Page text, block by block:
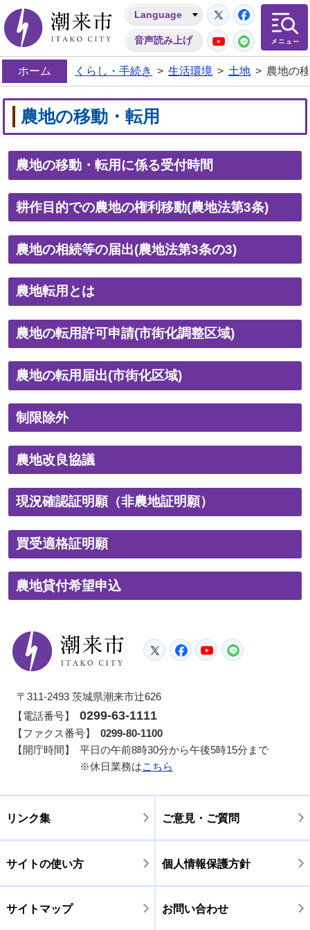
潮来市
Language
音声読み上げ
Twitter
YouTube
LINE
ホーム くらし・手続き > 生活環境 > 土地 > 農地の
農地の移動・転用
農地の移動・転用に係る受付時間
耕作目的での農地の権利移動(農地法第3条)
農地の相続等の届出(農地法第3条の3)
農地転用とは
農地の転用許可申請(市街化調整区域)
農地の転用届出(市街化区域)
制限除外
農地改良協議
現況確認証明願（非農地証明願）
買受適格証明願
農地貸付希望申込
潮来市
TwitterFacebook
YouTube
〒311-2493 茨城県潮来市辻626
【電話番号】
0299-63-1111
【ファクス番号】
0299-80-1100
【開庁時間】
平日の午前8時30分から午後5時15分まで
※休日業務はこちら
リンク集 ご意見・ご質問
サイトの使い方 個人情報保護方針
サイトマップ お問い合わせ